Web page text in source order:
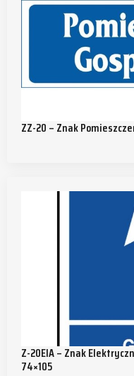
ZZ-20 – Znak
Z-20EIA – Znak
74×105